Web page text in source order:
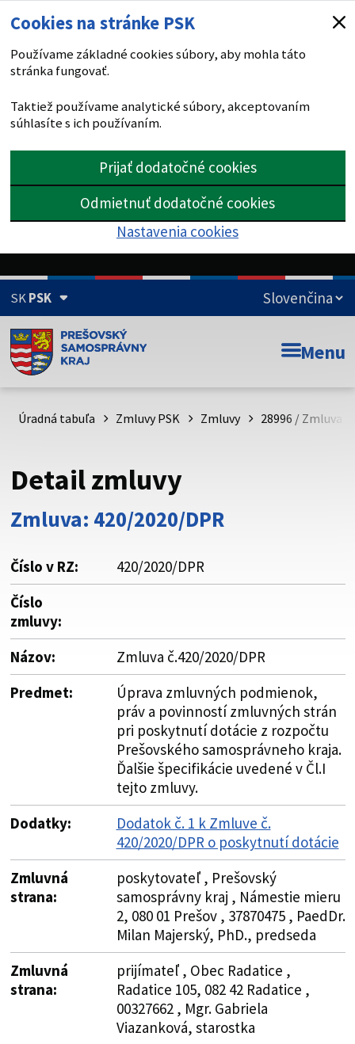
Cookies na stránke PSK
Používame základné cookies súbory, aby mohla táto
stránka fungovať.
Taktiež používame analytické súbory, akceptovaním
súhlasíte s ich používaním.
Prijať dodatočné cookies
Odmietnuť dodatočné cookies
Nastavenia cookies
SKPSK
Doména psk.sk je oficiálna
Toto je oficiálna webová stránka Prešovského
psk.sk.
Buďte pozorní a vždy sa uistite, že zdieľate informácie iba
cez zabezpečenú webovú stránku. Zabezpečená stránka
vždy začína https:// pred názvom domény webového sídla.
Menu
Úradná tabuľa Zmluvy PSK Zmluvy 28996 / Zmluva
Detail zmluvy
Zmluva: 420/2020/DPR
Číslo v RZ:
420/2020/DPR
Číslo
zmluvy:
Názov:
Zmluva č.420/2020/DPR
Predmet:
Úprava zmluvných podmienok,
práv a povinností zmluvných strán
pri poskytnutí dotácie z rozpočtu
Prešovského samosprávneho kraja.
Ďalšie špecifikácie uvedené v Čl.I
tejto zmluvy.
Dodatky:
Dodatok č. 1 k Zmluve č.
420/2020/DPR o poskytnutí dotácie
Zmluvná
strana:
poskytovateľ , Prešovský
samosprávny kraj , Námestie mieru
2, 080 01 Prešov , 37870475 , PaedDr.
Milan Majerský, PhD., predseda
Zmluvná
strana:
prijímateľ , Obec Radatice ,
Radatice 105, 082 42 Radatice ,
00327662 , Mgr. Gabriela
Viazanková, starostka